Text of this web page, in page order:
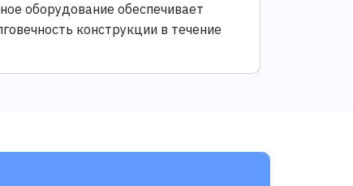
оборудование обеспечивает
конструкции в течение